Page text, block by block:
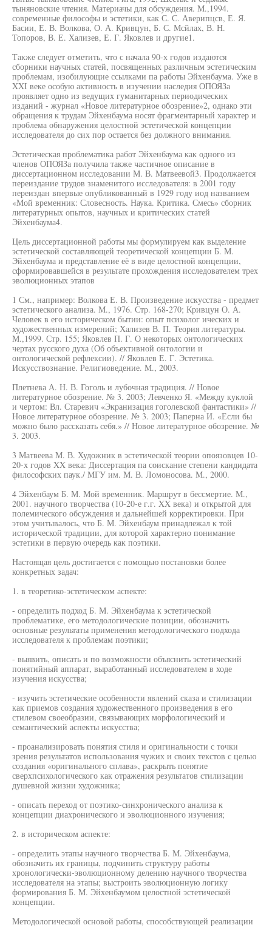
тыняновские чтения. Материачы для обсуждения. М.,1994.
современные философы и эстетики, как С. С. Аверипцсв, Е. Я.
Басии, Е. В. Волкова, О. А. Кривцун, Б. С. Мсйлах, В. Н.
Топоров, В. Е. Хализев, Е. Г. Яковлев и другие1.
Также следует отметить, что с начала 90-х годов издаются
сборники научных статей, посвященных различным эстетическим
проблемам, изобилующие ссылками па работы Эйхенбаума. Уже в
XXI веке особую активность в изучении наследия ОПОЯЗа
проявляет одно из ведущих гуманитарных периодических
изданий - журнал «Новое литературное обозрение»2, однако эти
обращения к трудам Эйхенбаума носят фрагментарный характер и
проблема обнаружения целостной эстетической концепции
исследователя до сих пор остается без должного внимания.
Эстетическая проблематика работ Эйхенбаума как одного из
членов ОПОЯЗа получила также частичное описание в
диссертационном исследовании М. В. Матвеевой3. Продолжается
переиздание трудов знаменитого исследователя: в 2001 году
переиздан впервые опубликованный в 1929 году иод названием
«Мой временник: Словесность. Наука. Критика. Смесь» сборник
литературных опытов, научных и критических статей
Эйхенбаума4.
Цель диссертационной работы мы формулируем как выделение
эстетической составляющей теоретической концепции Б. М.
Эйхенбаума и представление её в виде целостной концепции,
сформировавшейся в результате прохождения исследователем трех
эволюционных этапов
1 См., например: Волкова Е. В. Произведение искусства - предмет
эстетического анализа. М., 1976. Стр. 168-270; Кривцун О. А.
Человек в его историческом бытии: опыт психолог ических и
художественных измерений; Хализев В. П. Теория литературы.
М.,1999. Стр. 155; Яковлев П. Г. О некоторых онтологических
чертах русского духа (Об объективной онтологии и
онтологической рефлексии). // Яковлев Е. Г. Эстетика.
Искусствознание. Религиоведение. М., 2003.
Плетнева А. Н. В. Гоголь и лубочная традиция. // Новое
литературное обозрение. № 3. 2003; Левченко Я. «Между куклой
и чертом: Вл. Старевич «Экранизация гоголевской фантастики» //
Новое литературное обозрение. № 3. 2003; Паперна И. «Если бы
можно было рассказать себя.» // Новое литературное обозрение. №
3. 2003.
3 Матвеева М. В. Художник в эстетической теории опоязовцев 10-
20-х годов XX века: Диссертация па соискание степени кандидата
философских паук./ МГУ им. М. В. Ломоносова. М., 2000.
4 Эйхенбаум Б. М. Мой временник. Маршрут в бессмертие. М.,
2001. научного творчества (10-20-е г.г. XX века) и открытой для
полемического обсуждения и дальнейшей корректировки. При
этом учитывалось, что Б. М. Эйхенбаум принадлежал к той
исторической традиции, для которой характерно понимание
эстетики в первую очередь как поэтики.
Настоящая цель достигается с помощью постановки более
конкретных задач:
1. в теоретико-эстетическом аспекте:
- определить подход Б. М. Эйхенбаума к эстетической
проблематике, его методологические позиции, обозначить
основные результаты применения методологического подхода
исследователя к проблемам поэтики;
- выявить, описать и по возможности объяснить эстетический
понятийный аппарат, выработанный исследователем в ходе
изучения искусства;
- изучить эстетические особенности явлений сказа и стилизации
как приемов создания художественного произведения в его
стилевом своеобразии, связывающих морфологический и
семантический аспекты искусства;
- проанализировать понятия стиля и оригинальности с точки
зрения результатов использования чужих и своих текстов с целью
создания «оригинального сплава», раскрыть понятие
сверхпсихологического как отражения результатов стилизации
душевной жизни художника;
- описать переход от поэтико-синхронического анализа к
концепции диахронического и эволюционного изучения;
2. в историческом аспекте:
- определить этапы научного творчества Б. М. Эйхенбаума,
обозначить их границы, подчинить структуру работы
хронологически-эволюционному делению научного творчества
исследователя на этапы; выстроить эволюционную логику
формирования Б. М. Эйхенбаумом целостной эстетической
концепции.
Методологической основой работы, способствующей реализации